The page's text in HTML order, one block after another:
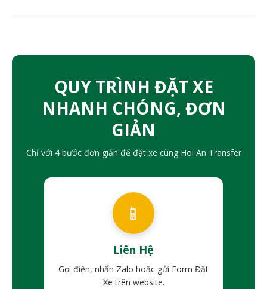
QUY TRÌNH ĐẶT XE
NHANH CHÓNG, ĐƠN
GIẢN
Chỉ với 4 bước đơn giản để đặt xe cùng Hoi An Transfer
📱
Liên Hệ
Gọi điện, nhắn Zalo hoặc gửi Form Đặt
Xe trên website.